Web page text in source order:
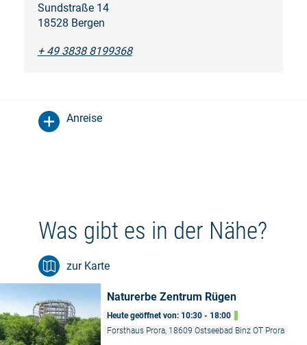
Sundstraße 14
18528 Bergen
+ 49 3838 8199368
Anreise
Was gibt es in der Nähe?
zur Karte
Naturerbe Zentrum Rügen
Heute geöffnet von: 10:30 - 18:00
Forsthaus Prora, 18609 Ostseebad Binz OT Prora